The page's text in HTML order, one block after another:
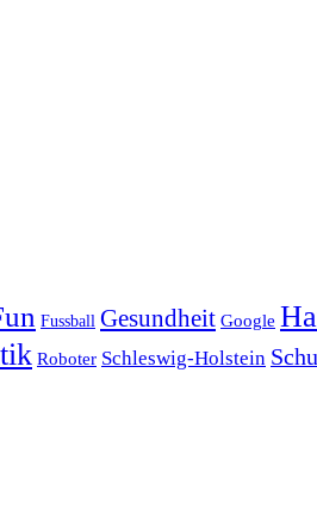
Fussball Gesundheit Google
Roboter Schleswig-Holstein